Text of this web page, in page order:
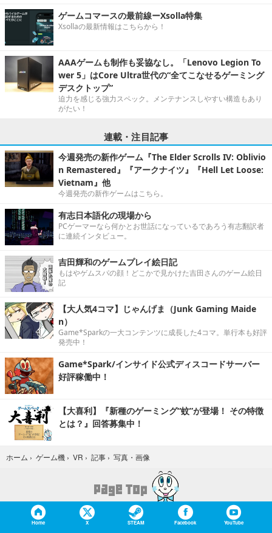
ゲームコマースの最前線ーXsolla特集
Xsollaの最新情報はこちらから！
AAAゲームも制作も妥協なし。「Lenovo Legion To
wer 5」はCore Ultra世代の“全てこなせるゲーミング
デスクトップ”
迫力を感じる強力スペック。メンテナンスしやすい構造もあり
がたい！
連載・注目記事
今週発売の新作ゲーム『The Elder Scrolls IV: Oblivio
n Remastered』『アークナイツ』『Hell Let Loose:
Vietnam』他
今週発売の新作ゲームはこちら。
有志日本語化の現場から
PCゲーマーなら何かとお世話になっているであろう有志翻訳者
に連続インタビュー。
吉田輝和のゲームプレイ絵日記
もはやゲムスパの顔！どこかで見かけた吉田さんのゲーム絵日
記
【大人気4コマ】じゃんげま（Junk Gaming Maide
n）
Game*Sparkの一大コンテンツに成長した4コマ。単行本も好評
発売中！
Game*Spark/インサイド公式ディスコードサーバー
好評稼働中！
【大喜利】『新種のゲーミング“蚊”が登場！ その特徴
とは？』回答募集中！
ホーム › ゲーム機 › VR › 記事 › 写真・画像
Home X STEAM Facebook YouTube